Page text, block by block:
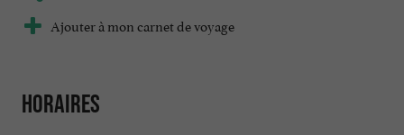
Ajouter à mon carnet de voyage
Horaires